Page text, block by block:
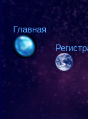
Главная